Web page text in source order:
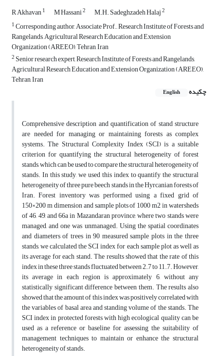
R Akhavan1 M Hassani2 M.H. Sadeghzadeh Halaj2
1Corresponding author, Associate Prof., Research Institute of Forests and
Rangelands, Agricultural Research Education and Extension
Organization (AREEO), Tehran, Iran
2 Senior research expert, Research Institute of Forests and Rangelands,
Agricultural Research Education and Extension Organization (AREEO),
Tehran, Iran
چکیده
English
Comprehensive description and quantification of stand structure
are needed for managing or maintaining forests as complex
systems. The Structural Complexity Index (SCI) is a suitable
criterion for quantifying the structural heterogeneity of forest
stands, which can be used to compare the structural heterogeneity of
stands. In this study, we used this index to quantify the structural
heterogeneity of three pure beech stands in the Hyrcanian forests of
Iran. Forest inventory was performed using a fixed grid of
150×200 m dimension and sample plots of 1000 m2 in watersheds
of 46, 49, and 66a in Mazandaran province, where two stands were
managed, and one was unmanaged. Using the spatial coordinates
and diameters of trees in 90 measured sample plots in the three
stands, we calculated the SCI index for each sample plot as well as
its average for each stand. The results showed that the rate of this
index in these three stands fluctuated between 2.7 to 11.7. However,
its average in each region is approximately 6, without any
statistically significant difference between them. The results also
showed that the amount of this index was positively correlated with
the variables of basal area and standing volume of the stands. The
SCI index in protected forests with high ecological quality can be
used as a reference or baseline for assessing the suitability of
management techniques to maintain or enhance the structural
heterogeneity of stands.